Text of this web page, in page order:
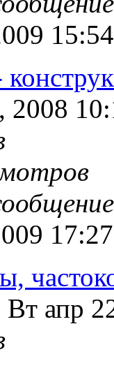
15:54
2008
17:27
Вт апр